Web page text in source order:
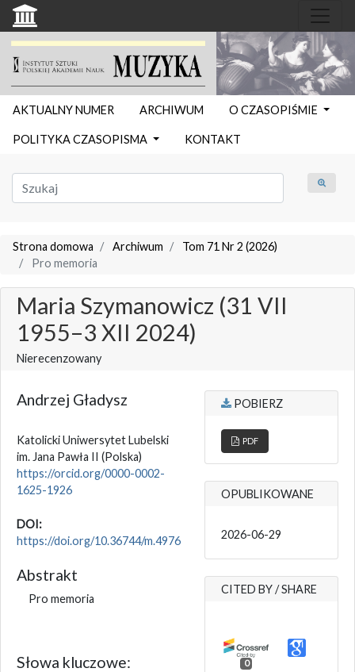
AKTUALNY NUMER ARCHIWUM O CZASOPIŚMIE
POLITYKA CZASOPISMA KONTAKT
Strona domowa Archiwum
Tom 71 Nr 2 (2026)
Pro memoria
Maria Szymanowicz (31 VII
1955–3 XII 2024)
Nierecenzowany
Andrzej Gładysz
Katolicki Uniwersytet Lubelski
im. Jana Pawła II (Polska)
https://orcid.org/0000-0002-
1625-1926
DOI:
https://doi.org/10.36744/m.4976
Abstrakt
Pro memoria
Słowa kluczowe:
POBIERZ
PDF
OPUBLIKOWANE
2026-06-29
CITED BY / SHARE
0